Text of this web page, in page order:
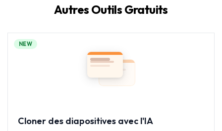
Autres Outils Gratuits
Cloner des diapositives avec l'IA
NEW